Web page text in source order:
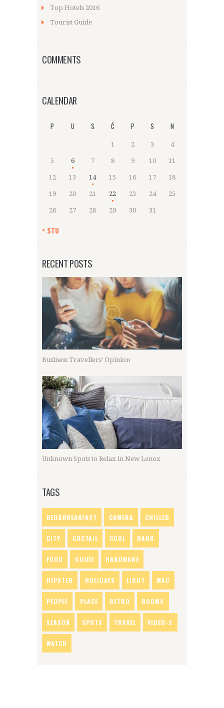
Top Hotels 2016
Tourist Guide
COMMENTS
CALENDAR
P U S Č P S N
1 2 3 4
5 6 7 8 9 10 11
12 13 14 15 16 17 18
19 20 21 22 23 24 25
26 27 28 29 30 31
« STU
RECENT POSTS
Business Travellers’ Opinion
Unknown Spots to Relax in New Lenox
TAGS
BED&BREAKFAST CAMERA CHILLED
CITY COCTAIL COOL DARK
FOOD GUIDE HARDWARE
HIPSTER HOLIDAYS LIGHT MAC
PEOPLE PLACE RETRO ROOMS
SEASON SPOTS TRAVEL VIDEO-2
WATCH